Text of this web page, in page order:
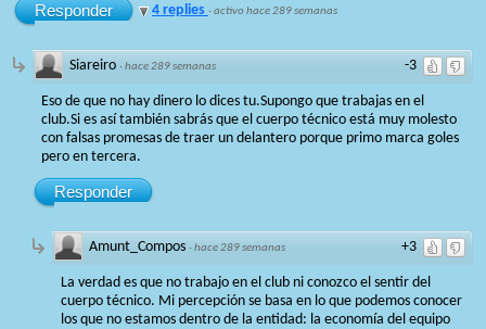
Responder 4 replies ·activo hace 289 semanas
-3
Siareiro ·hace 289 semanas
Eso de que no hay dinero lo dices tu.Supongo que trabajas en el
club.Si es así también sabrás que el cuerpo técnico está muy molesto
con falsas promesas de traer un delantero porque primo marca goles
pero en tercera.
Responder
+3
Amunt_Compos ·hace 289 semanas
La verdad es que no trabajo en el club ni conozco el sentir del
cuerpo técnico. Mi percepción se basa en lo que podemos conocer
los que no estamos dentro de la entidad: la economía del equipo